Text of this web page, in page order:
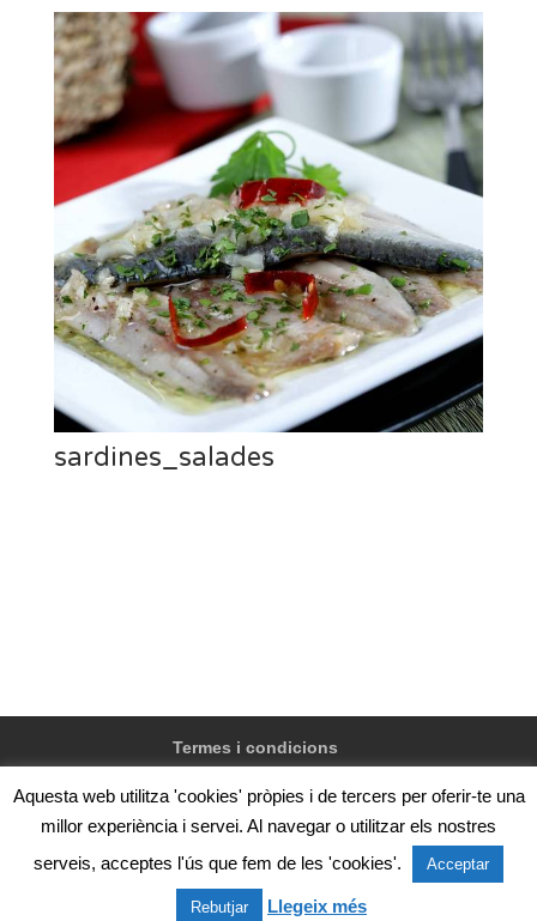
sardines_salades
Termes i condicions
@Confraria de pescadors de Vilanova i la Geltrú, Zona
de servei del port s/n, 08800 Vilanova i la Geltrú.
Telèfon: +34 93 815 02 50
Aquesta web utilitza 'cookies' pròpies i de tercers per oferir-te una
millor experiència i servei. Al navegar o utilitzar els nostres
serveis, acceptes l'ús que fem de les 'cookies'.
Acceptar
Rebutjar Llegeix més